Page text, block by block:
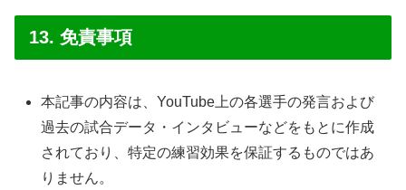
13. 免責事項
本記事の内容は、YouTube上の各選手の発言および
過去の試合データ・インタビューなどをもとに作成
されており、特定の練習効果を保証するものではあ
りません。